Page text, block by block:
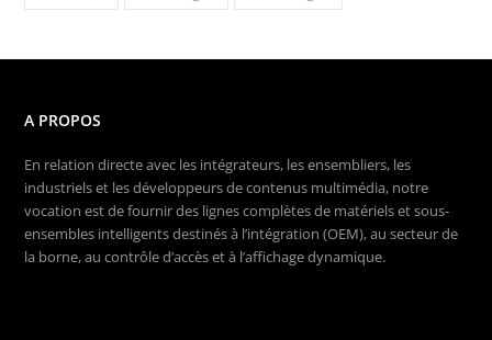
A PROPOS
En relation directe avec les intégrateurs, les ensembliers, les
industriels et les développeurs de contenus multimédia, notre
vocation est de fournir des lignes complètes de matériels et sous-
ensembles intelligents destinés à l’intégration (OEM), au secteur de
la borne, au contrôle d’accès et à l’affichage dynamique.